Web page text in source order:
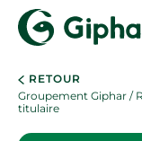
RETOUR
Groupement Giphar /
titulaire